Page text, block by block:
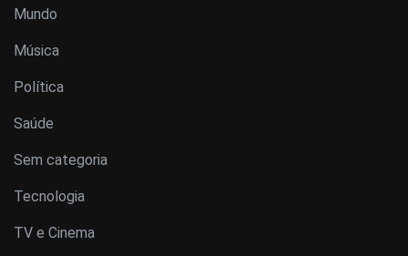
Mundo
Música
Política
Saúde
Sem categoria
Tecnologia
TV e Cinema